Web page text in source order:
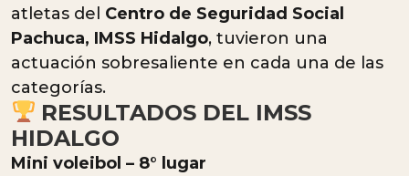
atletas del Centro de Seguridad Social
Pachuca, IMSS Hidalgo, tuvieron una
actuación sobresaliente en cada una de las
categorías.
RESULTADOS DEL IMSS
HIDALGO
Mini voleibol – 8° lugar